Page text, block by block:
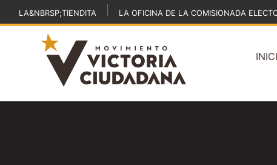
LA&NBRSP;TIENDITA LA OFICINA DE LA COMISIONADA